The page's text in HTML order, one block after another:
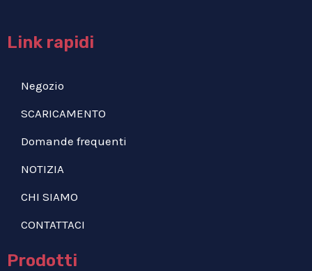
Link rapidi
Negozio
SCARICAMENTO
Domande frequenti
NOTIZIA
CHI SIAMO
CONTATTACI
Prodotti